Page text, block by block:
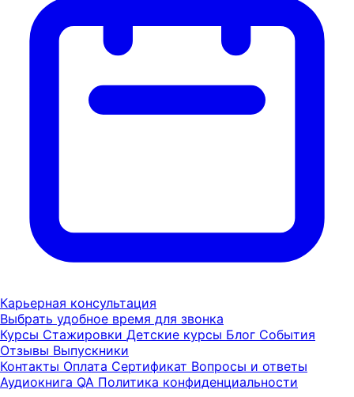
Карьерная консультация
Выбрать удобное время для звонка
Курсы Стажировки Детские курсы Блог События
Отзывы Выпускники
Контакты Оплата Сертификат Вопросы и ответы
Аудиокнига QA Политика конфиденциальности